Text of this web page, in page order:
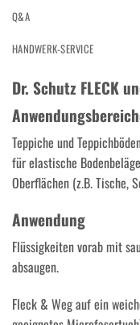
Q&A
HANDWERK-SERVICE
Dr. Schutz FLECK
Teppiche und
für elastische
Oberflächen (z.B. Tische,
Anwendung
Flüssigkeiten vorab mit
absaugen.
Fleck & Weg auf ein